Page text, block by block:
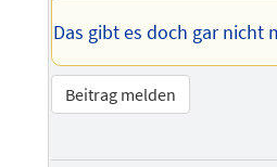
Das gibt es doch gar nicht
Beitrag melden